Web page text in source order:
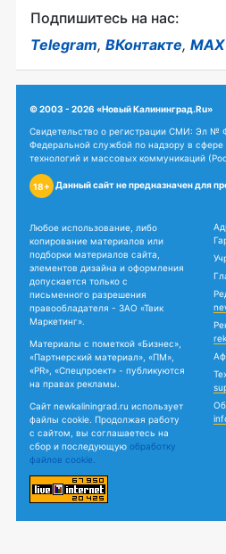
Подпишитесь на нас:
Telegram, ВКонтакте, MAX
© 2003 - 2026 «Новый Калининград.Ru»
Свидетельство о регистрации СМИ: Эл №
Федеральной службой по надзору в
технологий и массовых коммуникаций
18+ Данный сайт не предназначен для
Любое использование, либо
копирование материалов или
подборки материалов сайта,
элементов дизайна и оформления
допускается только с
письменного разрешения
правообладателя - ЗАО «Твик
Маркетинг».
Материалы с пометкой «Бизнес»,
«Партнерский материал», «ПМ»,
«PR», «Спецпроект» - публикуются
на правах рекламы.
Сайт newkaliningrad.ru использует
файлы cookie. Продолжая работу
с сайтом, вы соглашаетесь на
сбор и последующую обработку
файлов cookie.